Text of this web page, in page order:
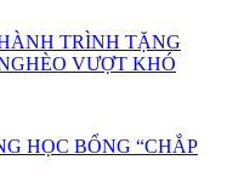
TRÌNH TẶNG
VƯỢT KHÓ
HỌC BỔNG “CHẮP